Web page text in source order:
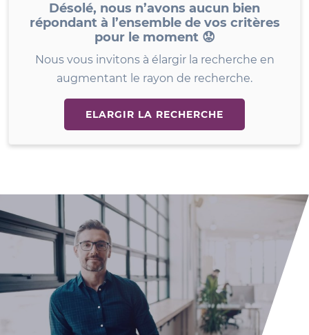
Désolé, nous n’avons aucun bien
répondant à l’ensemble de vos critères
pour le moment 😟
Nous vous invitons à élargir la recherche en
augmentant le rayon de recherche.
ELARGIR LA RECHERCHE